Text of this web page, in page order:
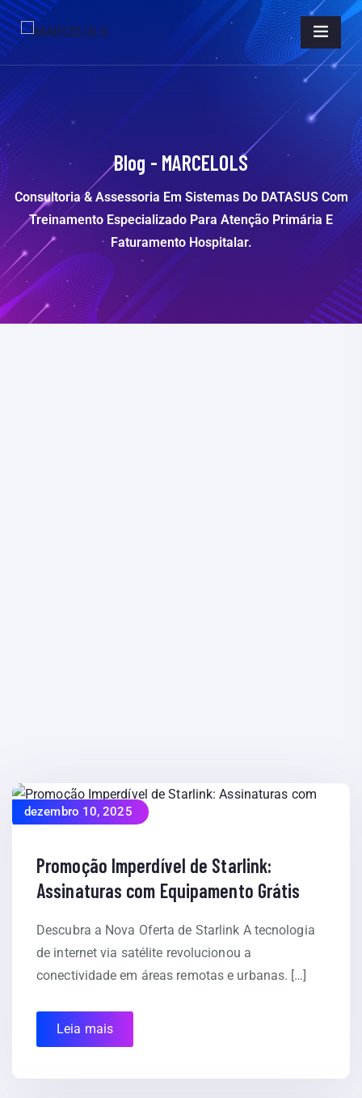
Blog - MARCELOLS
Consultoria & Assessoria Em Sistemas Do DATASUS Com
Treinamento Especializado Para Atenção Primária E
Faturamento Hospitalar.
dezembro 10, 2025
Promoção Imperdível de Starlink:
Assinaturas com Equipamento Grátis
Descubra a Nova Oferta de Starlink A tecnologia
de internet via satélite revolucionou a
conectividade em áreas remotas e urbanas. […]
Leia mais